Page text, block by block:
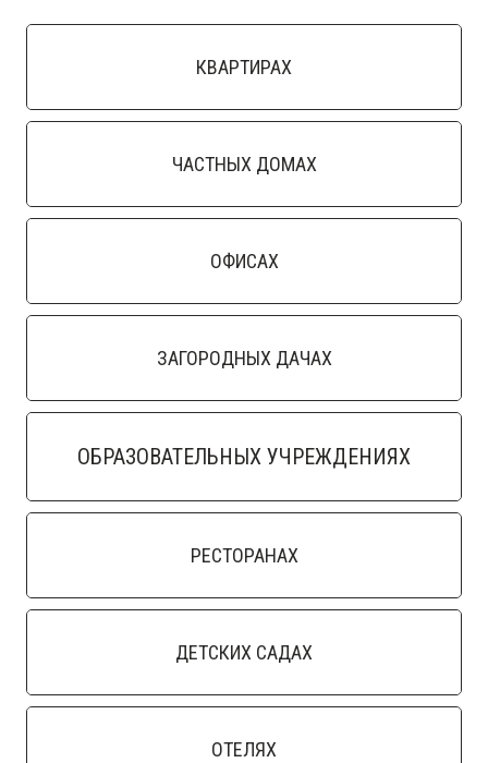
КВАРТИРАХ
ЧАСТНЫХ ДОМАХ
ОФИСАХ
ЗАГОРОДНЫХ ДАЧАХ
ОБРАЗОВАТЕЛЬНЫХ УЧРЕЖДЕНИЯХ
РЕСТОРАНАХ
ДЕТСКИХ САДАХ
ОТЕЛЯХ